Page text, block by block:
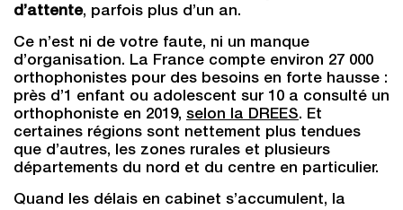
d’attente, parfois plus d’un an.
Ce n’est ni de votre faute, ni un manque
d’organisation. La France compte environ 27 000
orthophonistes pour des besoins en forte hausse :
près d’1 enfant ou adolescent sur 10 a consulté un
orthophoniste en 2019, selon la DREES. Et
certaines régions sont nettement plus tendues
que d’autres, les zones rurales et plusieurs
départements du nord et du centre en particulier.
Quand les délais en cabinet s’accumulent, la